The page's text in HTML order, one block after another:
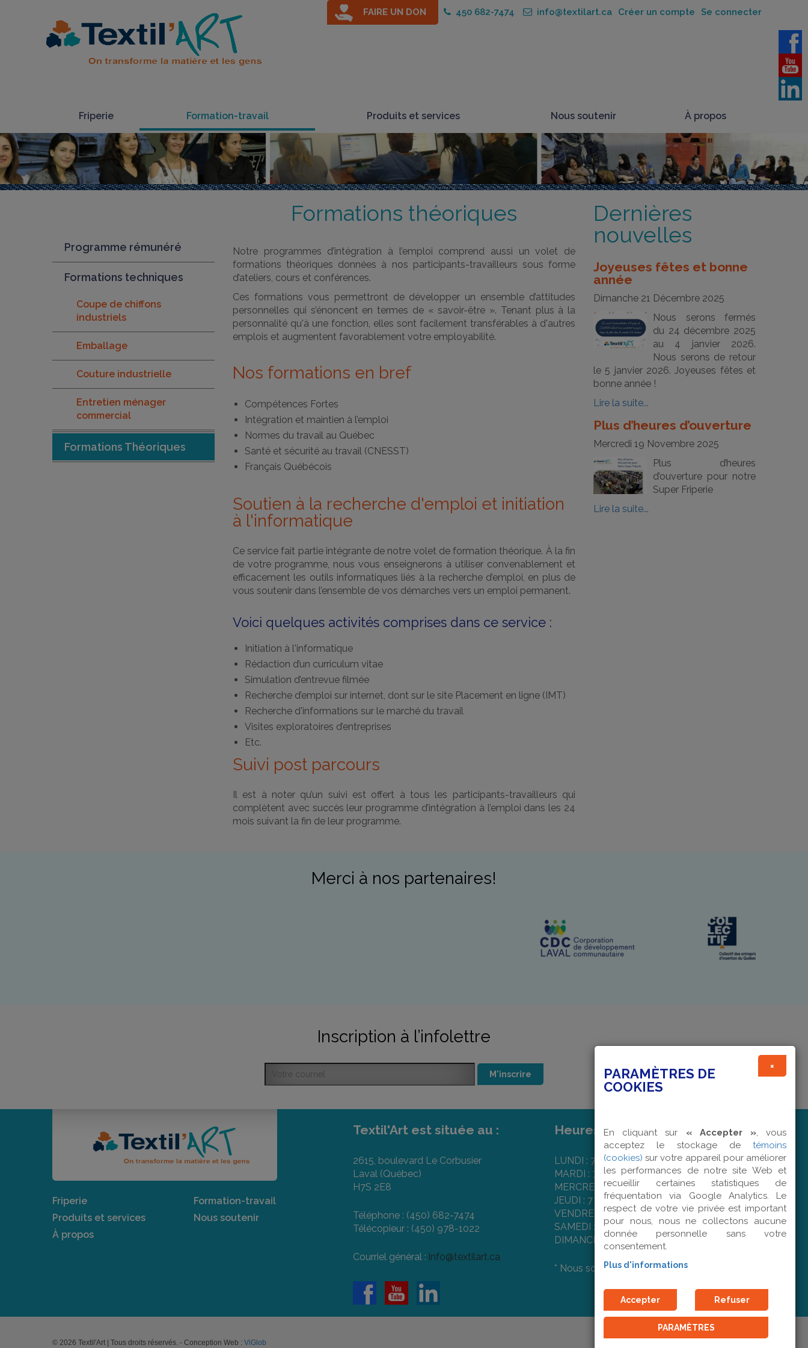
FAIRE UN DON 450 682-7474 info@textilart.ca Créer un compte Se connecter
Friperie Formation-travail Produits et services Nous soutenir À propos
Programme rémunéré
Formations techniques
Coupe de chiffons
industriels
Emballage
Couture industrielle
Entretien ménager
commercial
Formations Théoriques
Formations théoriques
Notre programmes d’intégration à l’emploi comprend aussi un volet de
formations théoriques données à nos participants-travailleurs sous forme
d’ateliers, cours et conférences.
Ces formations vous permettront de développer un ensemble d’attitudes
personnelles qui s’énoncent en termes de « savoir-être ». Tenant plus à la
personnalité qu'à une fonction, elles sont facilement transférables à d'autres
emplois et augmentent favorablement votre employabilité.
Nos formations en bref
Compétences Fortes
Intégration et maintien à l’emploi
Normes du travail au Québec
Santé et sécurité au travail (CNESST)
Français Québécois
Soutien à la recherche d'emploi et initiation
à l'informatique
Ce service fait partie intégrante de notre volet de formation théorique. À la fin
de votre programme, nous vous enseignerons à utiliser convenablement et
efficacement les outils informatiques liés à la recherche d’emploi, en plus de
vous soutenir dans l’ensemble de vos démarches vers un emploi permanent.
Voici quelques activités comprises dans ce service :
Initiation à l'informatique
Rédaction d’un curriculum vitae
Simulation d’entrevue filmée
Recherche d’emploi sur internet, dont sur le site Placement en ligne (IMT)
Recherche d'informations sur le marché du travail
Visites exploratoires d’entreprises
Etc.
Suivi post parcours
Il est à noter qu’un suivi est offert à tous les participants-travailleurs qui
complètent avec succès leur programme d’intégration à l’emploi dans les 24
mois suivant la fin de leur programme.
Dernières
nouvelles
Joyeuses fêtes et bonne
année
Dimanche 21 Décembre 2025
Nous serons fermés
du 24 décembre 2025
au 4 janvier 2026.
Nous serons de retour
le 5 janvier 2026. Joyeuses fêtes et
bonne année !
Lire la suite...
Plus d’heures d’ouverture
Mercredi 19 Novembre 2025
Plus d’heures
d’ouverture pour notre
Super Friperie
Lire la suite...
Merci à nos partenaires!
Inscription à l’infolettre
M'inscrire
Friperie
Formation-travail
Produits et services
Nous soutenir
À propos
Textil'Art est située au :
2615, boulevard Le Corbusier
Laval (Québec)
H7S 2E8
Téléphone : (450) 682-7474
Télécopieur : (450) 978-1022
Courriel général : info@textilart.ca
Heures d'ouverture :
LUNDI : 7 h 50 à 16 h 00
MARDI : 7 h 50 à 16 h 00
MERCREDI : 7 h 50 à 16 h 00
JEUDI : 7 h 50 à 16 h 00
VENDREDI : 7 h 50 à 12 h 00
SAMEDI : Fermé
DIMANCHE : Fermé
* Nous sommes fermés les jours fériés.
© 2026 Textil'Art | Tous droits réservés. - Conception Web : ViGlob
×
PARAMÈTRES DE
COOKIES
En cliquant sur « Accepter », vous
acceptez le stockage de témoins
(cookies) sur votre appareil pour améliorer
les performances de notre site Web et
recueillir certaines statistiques de
fréquentation via Google Analytics. Le
respect de votre vie privée est important
pour nous, nous ne collectons aucune
donnée personnelle sans votre
consentement.
Plus d'informations
Accepter Refuser
PARAMÈTRES